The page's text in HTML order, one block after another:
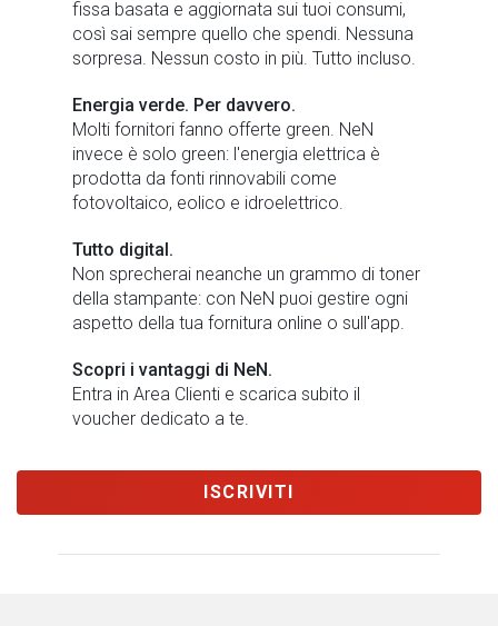
fissa basata e aggiornata sui tuoi consumi,
così sai sempre quello che spendi. Nessuna
sorpresa. Nessun costo in più. Tutto incluso.
Energia verde. Per davvero.
Molti fornitori fanno offerte green. NeN
invece è solo green: l'energia elettrica è
prodotta da fonti rinnovabili come
fotovoltaico, eolico e idroelettrico.
Tutto digital.
Non sprecherai neanche un grammo di toner
della stampante: con NeN puoi gestire ogni
aspetto della tua fornitura online o sull'app.
Scopri i vantaggi di NeN.
Entra in Area Clienti e scarica subito il
voucher dedicato a te.
ISCRIVITI